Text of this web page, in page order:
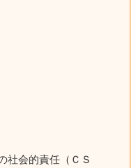
社会的責任（ＣＳ